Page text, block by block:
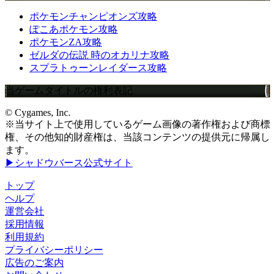
ポケモンチャンピオンズ攻略
ぽこあポケモン攻略
ポケモンZA攻略
ゼルダの伝説 時のオカリナ攻略
スプラトゥーンレイダース攻略
当ゲームタイトルの権利表記
© Cygames, Inc.
※当サイト上で使用しているゲーム画像の著作権および商標
権、その他知的財産権は、当該コンテンツの提供元に帰属し
ます。
▶シャドウバース公式サイト
トップ
ヘルプ
運営会社
採用情報
利用規約
プライバシーポリシー
広告のご案内